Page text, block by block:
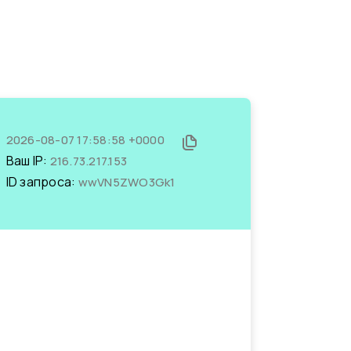
2026-08-07 17:58:58 +0000
Ваш IP: 216.73.217.153
ID запроса: wwVN5ZWO3Gk1